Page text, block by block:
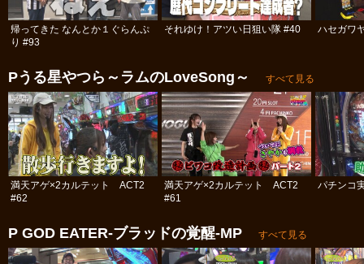
帰ってきた なんとか１ぐらんぷ
り #93
それゆけ！アツい日狙い隊 #40 ハセガワ
Pうる星やつら～ラムのLoveSong～ すべて見る
満天アゲ×2カルテット ACT2
#62
満天アゲ×2カルテット ACT2
#61
パチンコ
P GOD EATER‐ブラッドの覚醒‐MP すべて見る